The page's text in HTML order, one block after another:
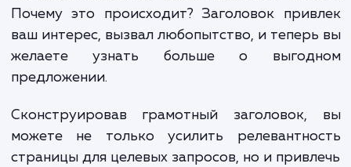
Для чего он нужен?
Основная цель мета-тега title
ключевых фраз, что способствует
кликабельности в результатах